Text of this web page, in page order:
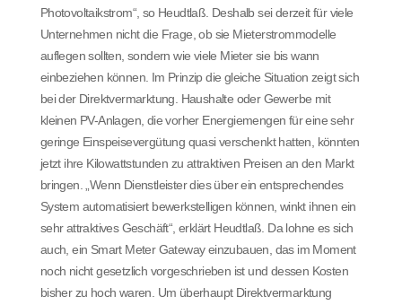
Photovoltaikstrom“, so Heudtlaß. Deshalb sei derzeit für viele
Unternehmen nicht die Frage, ob sie Mieterstrommodelle
auflegen sollten, sondern wie viele Mieter sie bis wann
einbeziehen können. Im Prinzip die gleiche Situation zeigt sich
bei der Direktvermarktung. Haushalte oder Gewerbe mit
kleinen PV-Anlagen, die vorher Energiemengen für eine sehr
geringe Einspeisevergütung quasi verschenkt hatten, könnten
jetzt ihre Kilowattstunden zu attraktiven Preisen an den Markt
bringen. „Wenn Dienstleister dies über ein entsprechendes
System automatisiert bewerkstelligen können, winkt ihnen ein
sehr attraktives Geschäft“, erklärt Heudtlaß. Da lohne es sich
auch, ein Smart Meter Gateway einzubauen, das im Moment
noch nicht gesetzlich vorgeschrieben ist und dessen Kosten
bisher zu hoch waren. Um überhaupt Direktvermarktung